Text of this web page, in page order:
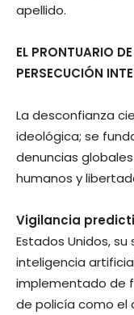
apellido.
EL PRONTUARIO
PERSECUCIÓN
La desconfianza
ideológica; se
denuncias
humanos y
Vigilancia
Estados Unidos,
inteligencia
implementado de
de policía como el